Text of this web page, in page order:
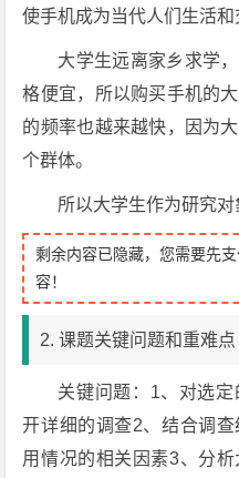
使手机成为当代人们生活和
大学生远离家乡求学
格便宜，所以购买手机的
的频率也越来越快，因为
个群体。
所以大学生作为研究对
剩余内容已隐藏，您需要先
容！
2. 课题关键问题和重难点
关键问题：1、对选
开详细的调查2、结合调
用情况的相关因素3、分